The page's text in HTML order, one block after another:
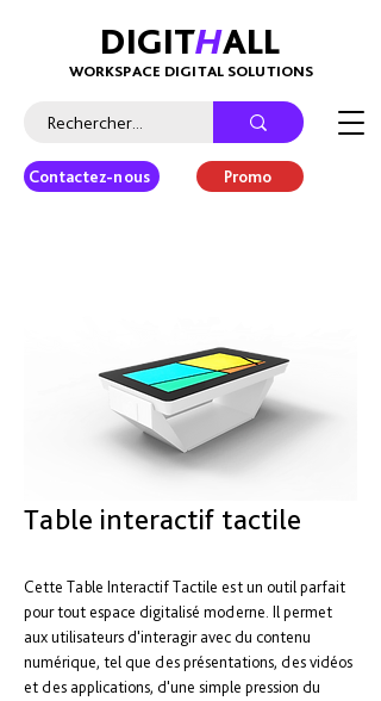
DIGITHALL
WORKSPACE DIGITAL SOLUTIONS
Contactez-nous Promo
Table interactif tactile
Cette Table Interactif Tactile est un outil parfait
pour tout espace digitalisé moderne. Il permet
aux utilisateurs d'interagir avec du contenu
numérique, tel que des présentations, des vidéos
et des applications, d'une simple pression du